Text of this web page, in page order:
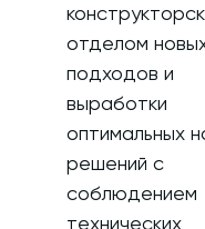
отделом
подходов и
выработки
оптимальных
решений с
соблюдением
технических